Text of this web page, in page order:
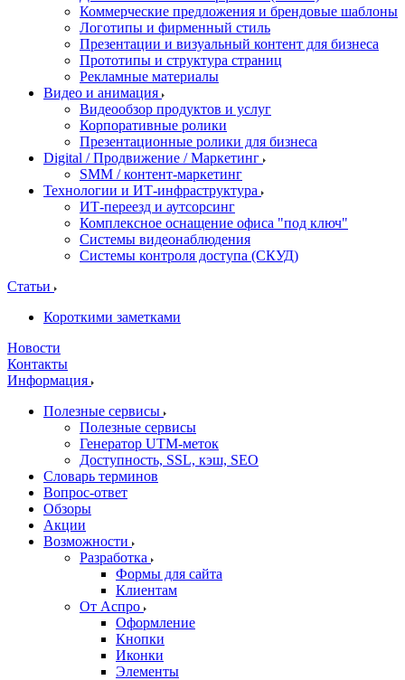
Коммерческие предложения и брендовые шаблоны
Логотипы и фирменный стиль
Презентации и визуальный контент для бизнеса
Прототипы и структура страниц
Рекламные материалы
Видео и анимация
Видеообзор продуктов и услуг
Корпоративные ролики
Презентационные ролики для бизнеса
Digital / Продвижение / Маркетинг
SMM / контент-маркетинг
Технологии и ИТ-инфраструктура
ИТ-переезд и аутсорсинг
Комплексное оснащение офиса "под ключ"
Системы видеонаблюдения
Системы контроля доступа (СКУД)
Статьи
Короткими заметками
Новости
Контакты
Информация
Полезные сервисы
Полезные сервисы
Генератор UTM‑меток
Доступность, SSL, кэш, SEO
Словарь терминов
Вопрос-ответ
Обзоры
Акции
Возможности
Разработка
Формы для сайта
Клиентам
От Аспро
Оформление
Кнопки
Иконки
Элементы